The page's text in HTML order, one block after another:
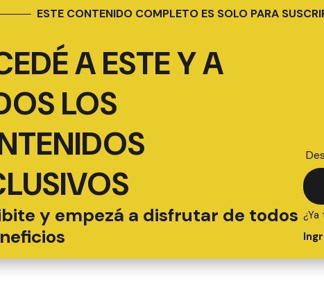
ESTE CONTENIDO COMPLETO ES SOLO PARA
A ESTE Y A
LOS
y empezá a disfrutar de todos